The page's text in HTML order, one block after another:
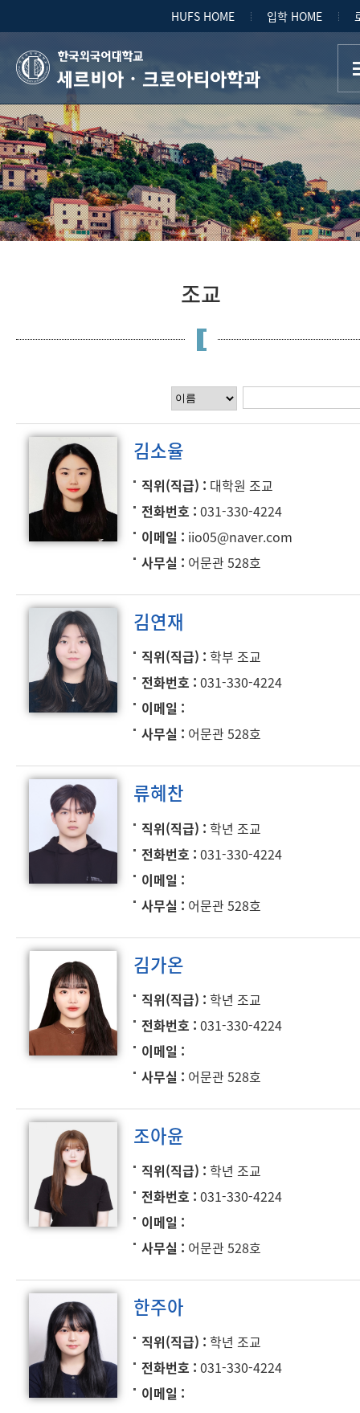
HUFS HOME 입학 HOME
세르비아ㆍ크로아티아학과
조교
김소율
직위(직급)
대학원 조교
전화번호 031-330-4224
이메일
iio05@naver.com
사무실
어문관 528호
김연재
직위(직급)
학부 조교
전화번호 031-330-4224
이메일
사무실
어문관 528호
류혜찬
직위(직급)
학년 조교
전화번호 031-330-4224
이메일
사무실
어문관 528호
김가온
직위(직급)
학년 조교
전화번호 031-330-4224
이메일
사무실
어문관 528호
조아윤
직위(직급)
학년 조교
전화번호 031-330-4224
이메일
사무실
어문관 528호
한주아
직위(직급)
학년 조교
전화번호 031-330-4224
이메일